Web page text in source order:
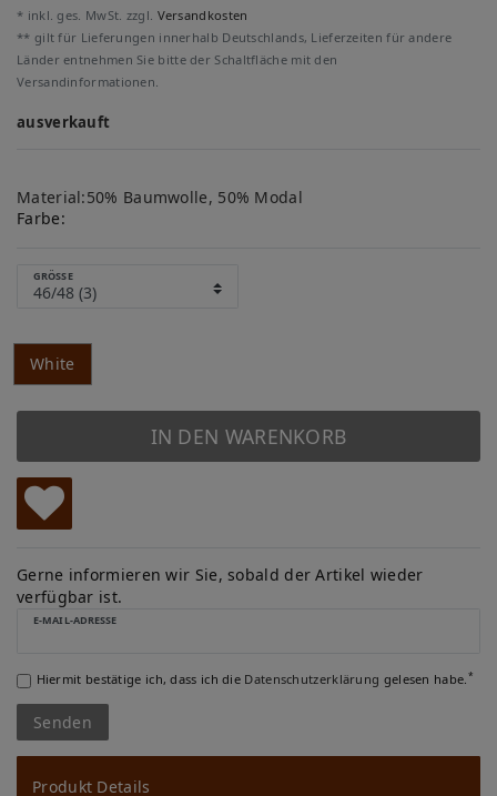
* inkl. ges. MwSt. zzgl. Versandkosten
** gilt für Lieferungen innerhalb Deutschlands, Lieferzeiten für andere
Länder entnehmen Sie bitte der Schaltfläche mit den
Versandinformationen.
ausverkauft
Material:50% Baumwolle, 50% Modal
Farbe:
GRÖSSE
White
IN DEN WARENKORB
W
u
ns
ch
lis
te
Gerne informieren wir Sie, sobald der Artikel wieder
verfügbar ist.
E-MAIL-ADRESSE
Hiermit bestätige ich, dass ich die Daten­schutz­erklärung gelesen habe. *
Senden
Produkt Details